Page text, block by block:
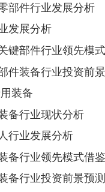
部件行业发展分析
发展分析
键部件行业领先模
件装备行业投资前
装备
备行业现状分析
行业发展分析
备行业领先模式借鉴
备行业投资前景预